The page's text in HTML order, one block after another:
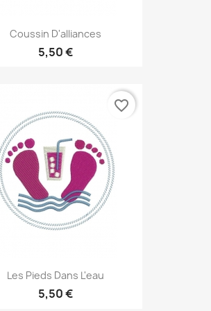
Coussin D'alliances
5,50 €
Les Pieds Dans L'eau
5,50 €
favorite_border